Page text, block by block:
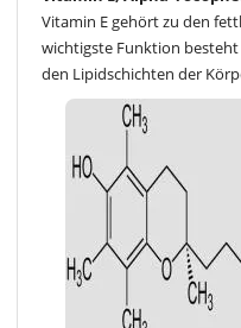
Vitamin E gehört zu den
wichtigste Funktion
den Lipidschichten der